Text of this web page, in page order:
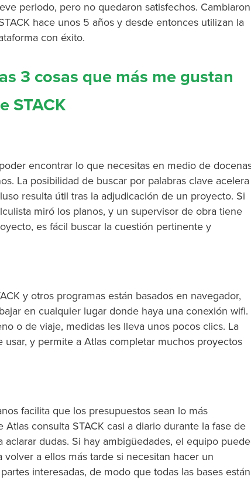
periodo, pero no quedaron satisfechos. Cambiaron
hace unos 5 años y desde entonces utilizan la
con éxito.
3 cosas que más me gustan
STACK
encontrar lo que necesitas en medio de
La posibilidad de buscar por palabras clave acelera
resulta útil tras la adjudicación de un proyecto. Si
miró los planos, y un supervisor de obra tiene
es fácil buscar la cuestión pertinente y
y otros programas están basados en navegador,
en cualquier lugar donde haya una conexión wifi.
o de viaje, medidas les lleva unos pocos clics. La
y permite a Atlas completar muchos proyectos
facilita que los presupuestos sean lo más
consulta STACK casi a diario durante la fase de
dudas. Si hay ambigüedades, el equipo puede
a ellos más tarde si necesitan hacer un
interesadas, de modo que todas las bases están